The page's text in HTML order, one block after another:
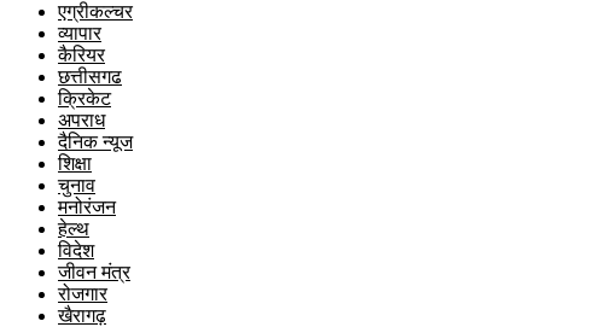
एग्रीकल्चर
व्यापार
कैरियर
छत्तीसगढ
क्रिकेट
अपराध
दैनिक न्यूज
शिक्षा
चुनाव
मनोरंजन
हेल्थ
विदेश
जीवन मंत्र
रोजगार
खैरागढ़